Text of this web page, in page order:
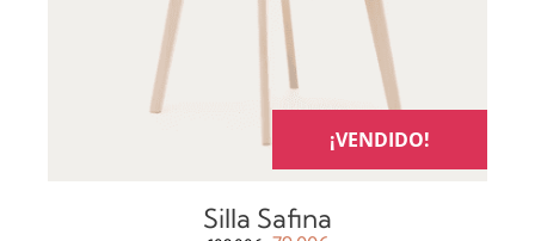
Silla Safina
¡VENDIDO!